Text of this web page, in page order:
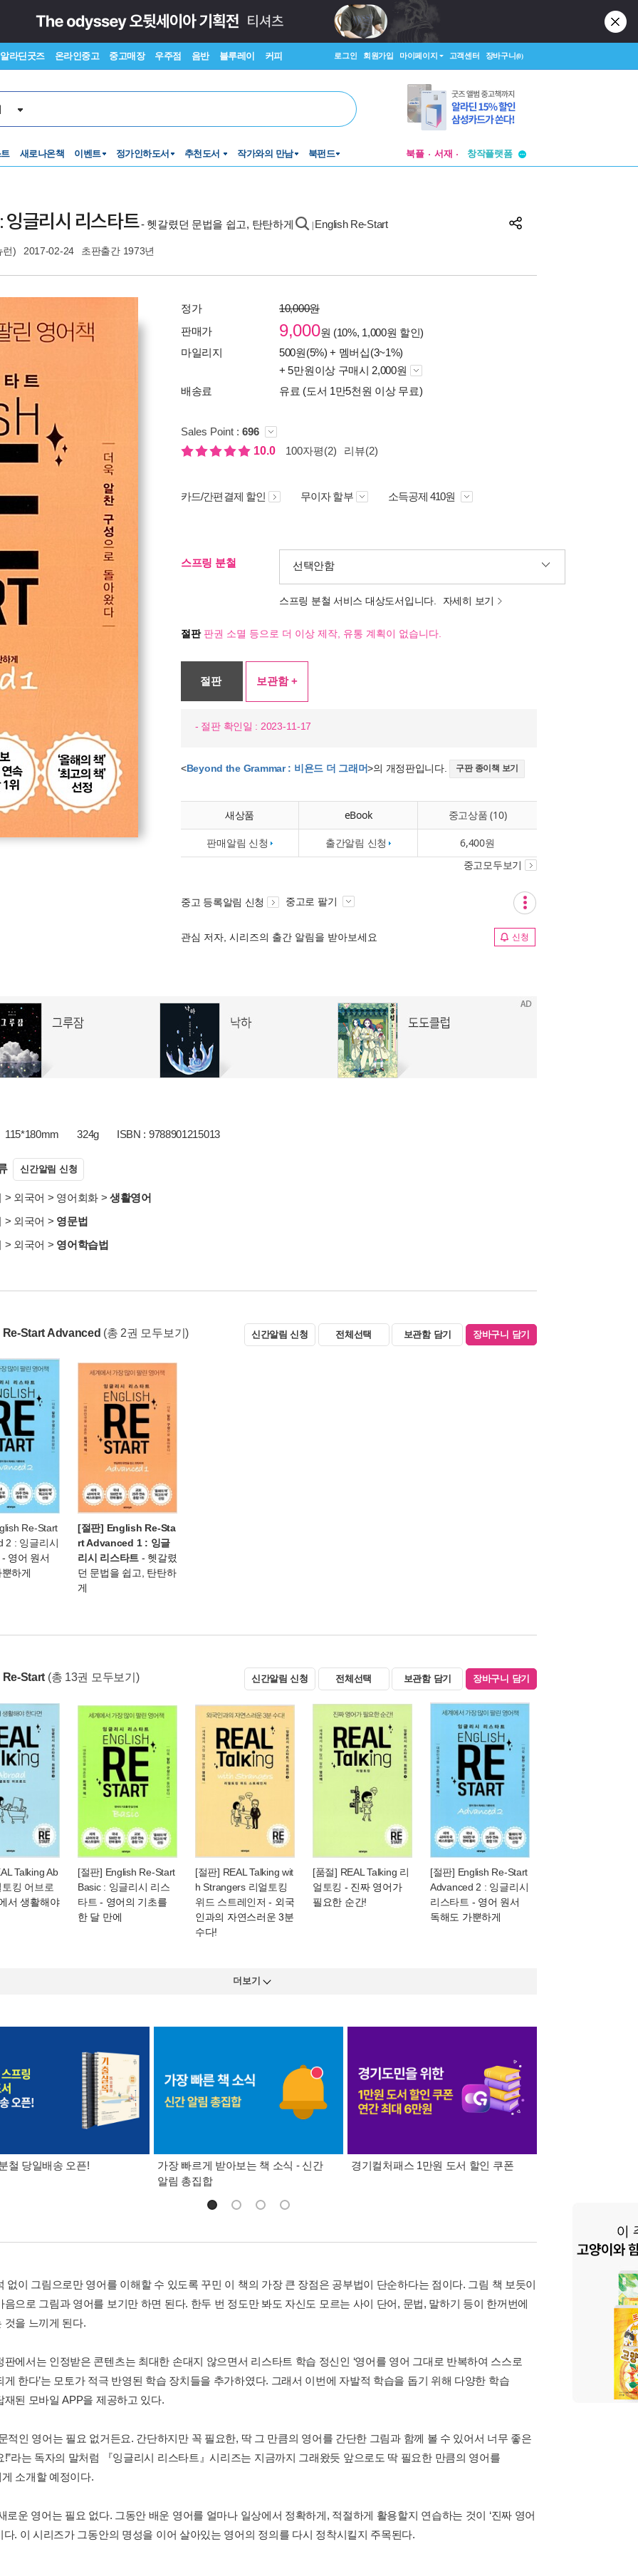
알라딘굿즈 온라인중고 중고매장 우주점 음반 블루레이 커피 로그인 회원가입 마이페이지 고객센터 장바구니(0)
새로나온책 이벤트 정가인하도서 추천도서 작가와의 만남 북펀드 북플 서재
창작플랫폼
글리시 리스타트- 헷갈렸던 문법을 쉽고, 탄탄하게 English Re-Start
런) 2017-02-24 초판출간 1973년
정가
10,000원
판매가
9,000원 (10%, 1,000원 할인)
마일리지
500원(5%) + 멤버십(3~1%)
+ 5만원이상 구매시 2,000원
배송료
유료 (도서 1만5천원 이상 무료)
Sales Point : 696
10.0
100자평(2) 리뷰(2)
카드/간편결제 할인 무이자 할부 소득공제 410원
스프링 분철 선택안함
스프링 분철 서비스 대상도서입니다. 자세히 보기
절판판권 소멸 등으로 더 이상 제작, 유통 계획이 없습니다.
절판 보관함 +
- 절판 확인일 : 2023-11-17
<Beyond the Grammar : 비욘드 더 그래머>의 개정판입니다. 구판 종이책 보기
새상품 eBook 중고상품 (10)
판매알림 신청 출간알림 신청 6,400원
중고모두보기
중고 등록알림 신청 중고로 팔기
관심 저자, 시리즈의 출간 알림을 받아보세요 신청
115*180mm 324g ISBN : 9788901215013
신간알림 신청
> 외국어 > 영어회화>생활영어
> 외국어 > 영문법
> 외국어 > 영어학습법
Start Advanced (총 2권 모두보기) 신간알림 신청 전체선택 보관함 담기 장바구니 담기
Re-Start
2 : 잉글리시
영어 원서
하게
[절판] English Re-Sta
rt Advanced 1 : 잉글
리시 리스타트 - 헷갈렸
던 문법을 쉽고, 탄탄하
게
Start (총 13권 모두보기) 신간알림 신청 전체선택 보관함 담기 장바구니 담기
Talking Ab
킹 어브로
서 생활해야
[절판] English Re-Start
Basic : 잉글리시 리스
타트 - 영어의 기초를
한 달 만에
[절판] REAL Talking wit
h Strangers 리얼토킹
위드 스트레인저 - 외국
인과의 자연스러운 3분
수다!
[품절] REAL Talking 리
얼토킹 - 진짜 영어가
필요한 순간!
[절판] English Re-Start
Advanced 2 : 잉글리시
리스타트 - 영어 원서
독해도 가뿐하게
더보기
철 당일배송 오픈!
가장 빠르게 받아보는 책 소식 - 신간
알림 총집합
경기컬처패스 1만원 도서 할인 쿠폰
없이 그림으로만 영어를 이해할 수 있도록 꾸민 이 책의 가장 큰 장점은 공부법이 단순하다는 점이다. 그림 책 보듯이
음으로 그림과 영어를 보기만 하면 된다. 한두 번 정도만 봐도 자신도 모르는 사이 단어, 문법, 말하기 등이 한꺼번에
것을 느끼게 된다.
판에서는 인정받은 콘텐츠는 최대한 손대지 않으면서 리스타트 학습 정신인 ‘영어를 영어 그대로 반복하여 스스로
게 한다’는 모토가 적극 반영된 학습 장치들을 추가하였다. 그래서 이번에 자발적 학습을 돕기 위해 다양한 학습
재된 모바일 APP을 제공하고 있다.
적인 영어는 필요 없거든요. 간단하지만 꼭 필요한, 딱 그 만큼의 영어를 간단한 그림과 함께 볼 수 있어서 너무 좋은
!”라는 독자의 말처럼 『잉글리시 리스타트』시리즈는 지금까지 그래왔듯 앞으로도 딱 필요한 만큼의 영어를
소개할 예정이다.
로운 영어는 필요 없다. 그동안 배운 영어를 얼마나 일상에서 정확하게, 적절하게 활용할지 연습하는 것이 ‘진짜 영어
다. 이 시리즈가 그동안의 명성을 이어 살아있는 영어의 정의를 다시 정착시킬지 주목된다.